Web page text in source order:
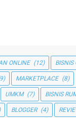
ONLINE (12) BISNIS
MARKETPLACE (8)
UMKM (7) BISNIS
BLOGGER (4)